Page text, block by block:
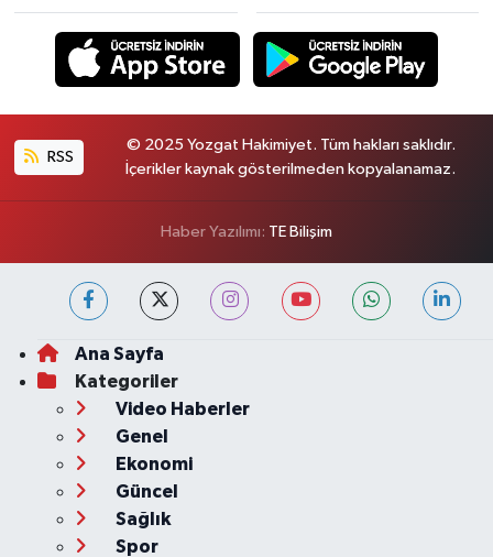
RSS
© 2025 Yozgat Hakimiyet. Tüm hakları saklıdır.
İçerikler kaynak gösterilmeden kopyalanamaz.
Haber Yazılımı: TE Bilişim
Ana Sayfa
Kategoriler
Video Haberler
Genel
Ekonomi
Güncel
Sağlık
Spor